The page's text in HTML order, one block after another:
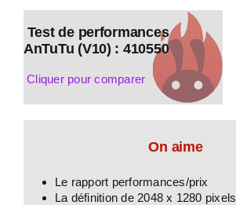
Test de performances
AnTuTu (V10) : 410550
Cliquer pour comparer
On aime
Le rapport performances/prix
La définition de 2048 x 1280 pixels